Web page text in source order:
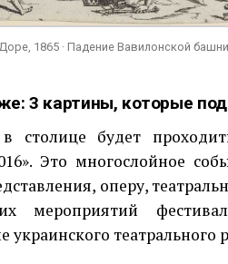
1865 · Падение Вавилонской
3 картины, которые
столице будет
Это многослойное
оперу,
мероприятий
украинского